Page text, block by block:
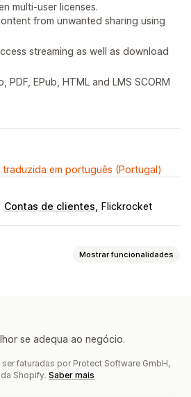
multi-user licenses.
from unwanted sharing using
streaming as well as download
EPub, HTML and LMS SCORM
em português (Portugal)
Contas de clientes Flickrocket
Mostrar funcionalidades
em lote
se adequa ao negócio.
faturadas por Protect Software GmbH,
Shopify. Saber mais